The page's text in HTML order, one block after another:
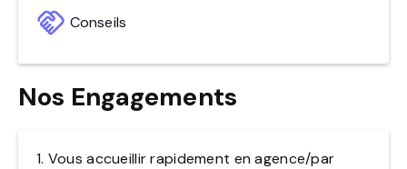
Conseils
Nos Engagements
1. Vous accueillir rapidement en agence/par